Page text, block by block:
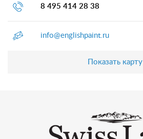
8 495 414 28 38
info@englishpaint.ru
Показать карту